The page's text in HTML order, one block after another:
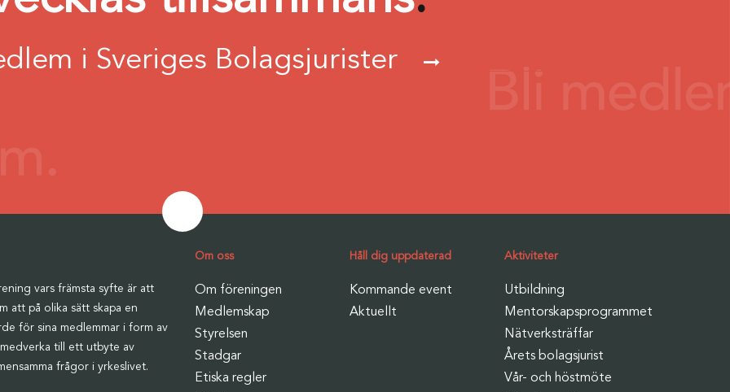
i Sveriges Bolagsjurister
vars främsta syfte är att
att på olika sätt skapa en
för sina medlemmar i form av
till ett utbyte av
frågor i yrkeslivet.
Om oss
Om föreningen
Medlemskap
Styrelsen
Stadgar
Etiska regler
Håll dig uppdaterad
Kommande event
Aktuellt
Aktiviteter
Utbildning
Mentorskapsprogrammet
Nätverksträffar
Årets bolagsjurist
Vår- och höstmöte